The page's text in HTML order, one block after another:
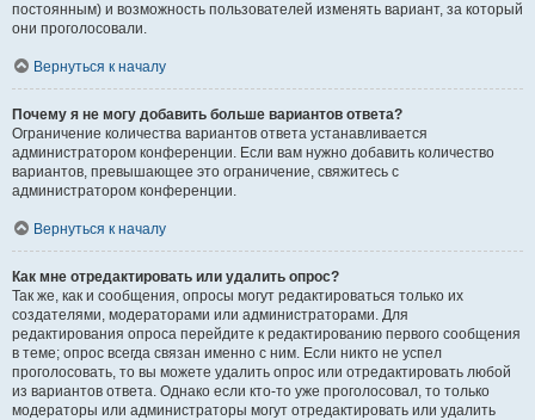
постоянным) и возможность пользователей изменять вариант, за который
они проголосовали.
Вернуться к началу
Почему я не могу добавить больше вариантов ответа?
Ограничение количества вариантов ответа устанавливается
администратором конференции. Если вам нужно добавить количество
вариантов, превышающее это ограничение, свяжитесь с
администратором конференции.
Вернуться к началу
Как мне отредактировать или удалить опрос?
Так же, как и сообщения, опросы могут редактироваться только их
создателями, модераторами или администраторами. Для
редактирования опроса перейдите к редактированию первого сообщения
в теме; опрос всегда связан именно с ним. Если никто не успел
проголосовать, то вы можете удалить опрос или отредактировать любой
из вариантов ответа. Однако если кто-то уже проголосовал, то только
модераторы или администраторы могут отредактировать или удалить